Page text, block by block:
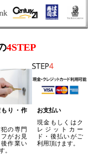
4STEP
り・作
の専門
がお見
作業い
。
お支払い
現金もしくはク
レジットカー
ド・後払いがご
利用頂けます。